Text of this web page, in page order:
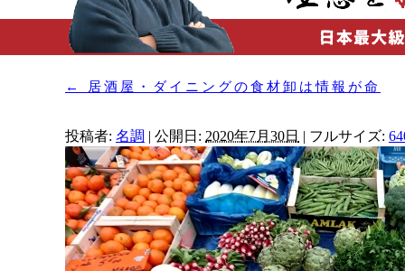
← 居酒屋・ダイニングの食材卸は情報が命
投稿者: 名調 | 公開日: 2020年7月30日 | フルサイズ: